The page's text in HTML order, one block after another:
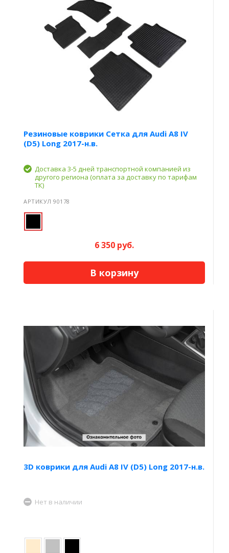
Резиновые коврики Сетка для Audi A8 IV
(D5) Long 2017-н.в.
Доставка 3-5 дней транспортной компанией из
другого региона (оплата за доставку по тарифам
ТК)
АРТИКУЛ 90178
6 350 руб.
В корзину
3D коврики для Audi A8 IV (D5) Long 2017-н.в.
Нет в наличии